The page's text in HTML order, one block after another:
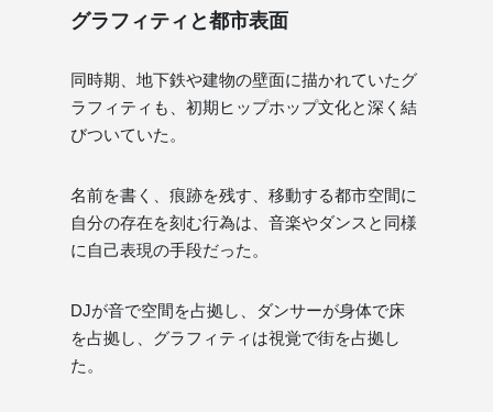
グラフィティと都市表面
同時期、地下鉄や建物の壁面に描かれていたグ
ラフィティも、初期ヒップホップ文化と深く結
びついていた。
名前を書く、痕跡を残す、移動する都市空間に
自分の存在を刻む行為は、音楽やダンスと同様
に自己表現の手段だった。
DJが音で空間を占拠し、ダンサーが身体で床
を占拠し、グラフィティは視覚で街を占拠し
た。